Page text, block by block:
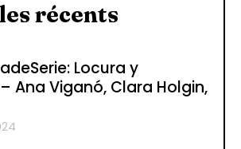
récents
Locura y
Ana Viganó, Clara Holgin,